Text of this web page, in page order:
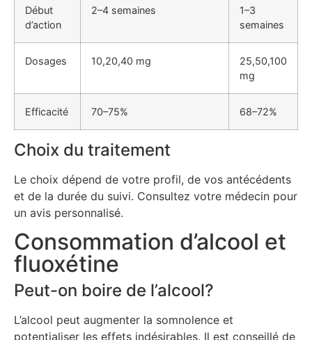
Début
d’action
2–4 semaines
1–3
semaines
Dosages 10,20,40 mg
25,50,100
mg
Efficacité 70–75% 68–72%
Choix du traitement
Le choix dépend de votre profil, de vos antécédents
et de la durée du suivi. Consultez votre médecin pour
un avis personnalisé.
Consommation d’alcool et
fluoxétine
Peut-on boire de l’alcool?
L’alcool peut augmenter la somnolence et
potentialiser les effets indésirables. Il est conseillé de